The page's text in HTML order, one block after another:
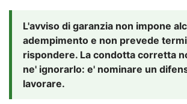
L'avviso di garanzia non impone
adempimento e non prevede
rispondere. La condotta corretta
ne' ignorarlo: e' nominare un
lavorare.